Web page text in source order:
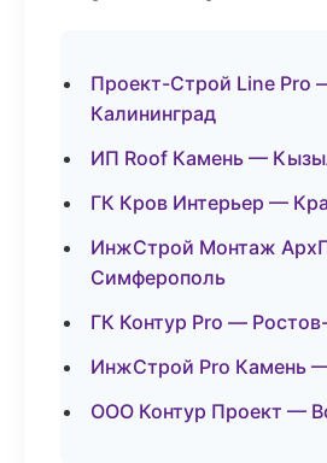
Проект-Строй Line Pro
Калининград
ИП Roof Камень —
ГК Кров Интерьер —
ИнжСтрой Монтаж
Симферополь
ГК Контур Pro —
ИнжСтрой Pro Камень
ООО Контур Проект —